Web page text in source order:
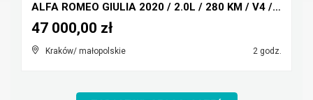
ALFA ROMEO GIULIA 2020 / 2.0L / 280 KM / V4 / Napę...
Kraków/ małopolskie 2 godz.
47 000,00 zł